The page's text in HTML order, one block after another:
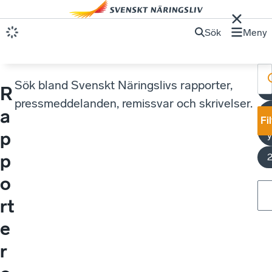
Sök Meny
R
a
p
p
o
rt
e
r
Sök bland Svenskt Näringslivs rapporter,
pressmeddelanden, remissvar och skrivelser.